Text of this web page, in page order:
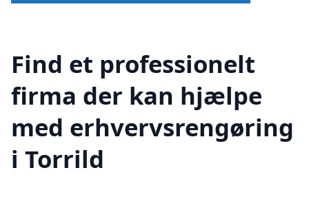
Find et professionelt
firma der kan hjælpe
med erhvervsrengøring
i Torrild